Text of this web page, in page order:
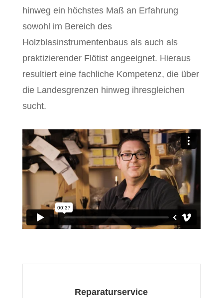
hinweg ein höchstes Maß an Erfahrung
sowohl im Bereich des
Holzblasinstrumentenbaus als auch als
praktizierender Flötist angeeignet. Hieraus
resultiert eine fachliche Kompetenz, die über
die Landesgrenzen hinweg ihresgleichen
sucht.
Reparaturservice